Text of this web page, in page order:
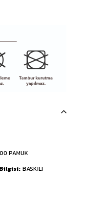
PAMUK
BASKILI